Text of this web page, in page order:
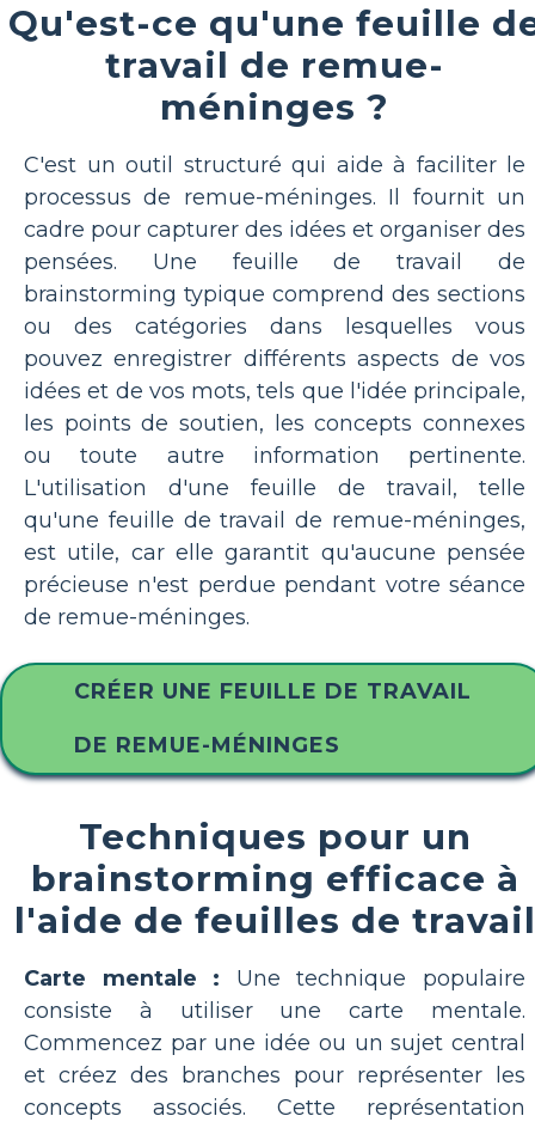
Qu'est-ce qu'une feuille
travail de remue-
méninges ?
C'est un outil structuré qui aide à faciliter le
processus de remue-méninges. Il fournit un
cadre pour capturer des idées et organiser des
pensées. Une feuille de travail de
brainstorming typique comprend des sections
ou des catégories dans lesquelles vous
pouvez enregistrer différents aspects de vos
idées et de vos mots, tels que l'idée principale,
les points de soutien, les concepts connexes
ou toute autre information pertinente.
L'utilisation d'une feuille de travail, telle
qu'une feuille de travail de remue-méninges,
est utile, car elle garantit qu'aucune pensée
précieuse n'est perdue pendant votre séance
de remue-méninges.
CRÉER UNE FEUILLE DE TRAVAIL
DE REMUE-MÉNINGES
Techniques pour un
brainstorming efficace à
l'aide de feuilles de travail
Carte mentale : Une technique populaire
consiste à utiliser une carte mentale.
Commencez par une idée ou un sujet central
et créez des branches pour représenter les
concepts associés. Cette représentation